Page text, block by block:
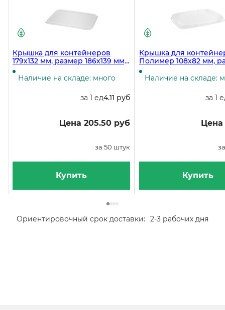
Крышка для контейнеров
179х132 мм, размер 186х139 мм,
прозрачная ПП, 50 штук
Наличие на складе: много
за 1 ед4.11 руб
Цена 205.50 руб
за 50 штук
Купить
Крышка для
Полимер 108х82 мм,
115х90 мм, прозрачная,
полипропилен, 100
Наличие на складе:
за 1
Цена
Купить
Ориентировочный срок доставки: 2-3 рабочих дня